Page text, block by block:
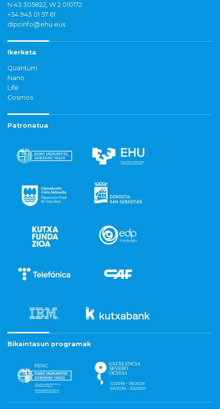
N 43.305822, W 2.010172
+34 943 01 57 61
dipcinfo@ehu.eus
Ikerketa
Quantum
Nano
Life
Cosmos
Patronatua
Bikaintasun programak